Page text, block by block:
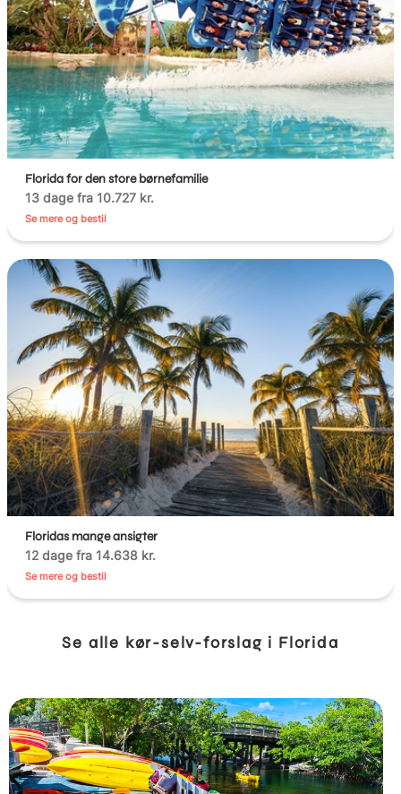
Florida for den store børnefamilie
13 dage fra 10.727 kr.
Se mere og bestil
Floridas mange ansigter
12 dage fra 14.638 kr.
Se mere og bestil
Se alle kør-selv-forslag i Florida